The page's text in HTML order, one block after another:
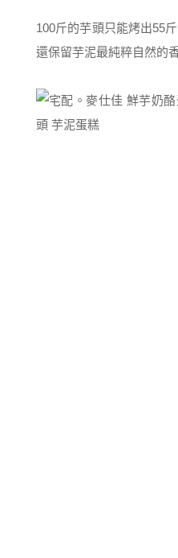
100斤的芋頭只能烤出55
還保留芋泥最純粹自然的